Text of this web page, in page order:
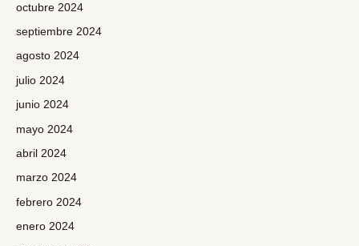
octubre 2024
septiembre 2024
agosto 2024
julio 2024
junio 2024
mayo 2024
abril 2024
marzo 2024
febrero 2024
enero 2024